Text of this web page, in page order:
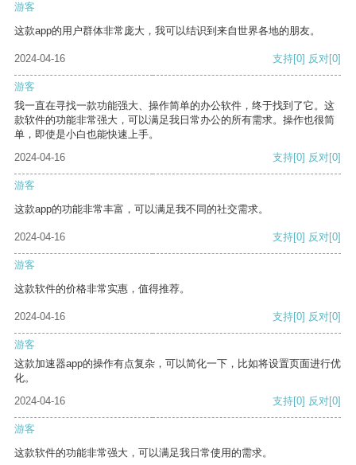
游客
这款app的用户群体非常庞大，我可以结识到来自世界各地的朋友。
2024-04-16 支持[0] 反对[0]
游客
我一直在寻找一款功能强大、操作简单的办公软件，终于找到了它。这
款软件的功能非常强大，可以满足我日常办公的所有需求。操作也很简
单，即使是小白也能快速上手。
2024-04-16
支持[0] 反对[0]
游客
这款app的功能非常丰富，可以满足我不同的社交需求。
2024-04-16 支持[0] 反对[0]
游客
这款软件的价格非常实惠，值得推荐。
2024-04-16 支持[0] 反对[0]
游客
这款加速器app的操作有点复杂，可以简化一下，比如将设置页面进行优
化。
2024-04-16
支持[0] 反对[0]
游客
这款软件的功能非常强大，可以满足我日常使用的需求。